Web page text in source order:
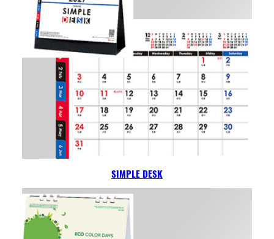
SIMPLE DESK